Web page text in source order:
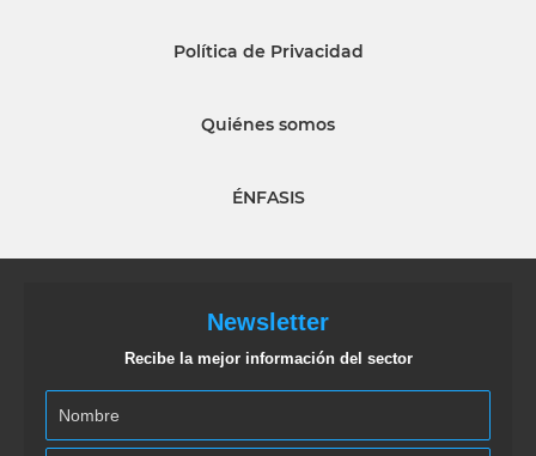
Política de Privacidad
Quiénes somos
ÉNFASIS
Newsletter
Recibe la mejor información del sector